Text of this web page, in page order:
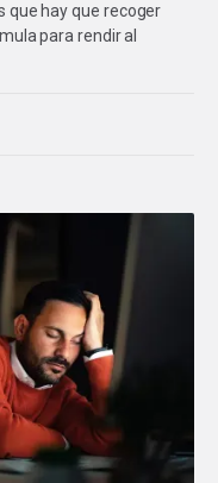
que hay que recoger
para rendir al